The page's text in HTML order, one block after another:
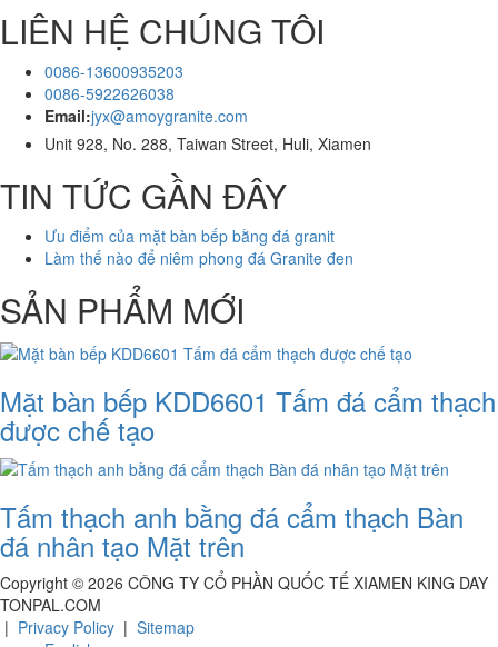
LIÊN HỆ CHÚNG TÔI
0086-13600935203
0086-5922626038
Email:jyx@amoygranite.com
Unit 928, No. 288, Taiwan Street, Huli, Xiamen
TIN TỨC GẦN ĐÂY
Ưu điểm của mặt bàn bếp bằng đá granit
Làm thế nào để niêm phong đá Granite đen
SẢN PHẨM MỚI
Mặt bàn bếp KDD6601 Tấm đá cẩm thạch
được chế tạo
Tấm thạch anh bằng đá cẩm thạch Bàn
đá nhân tạo Mặt trên
Copyright © 2026 CÔNG TY CỔ PHẦN QUỐC TẾ XIAMEN KING DAY
TONPAL.COM
| Privacy Policy | Sitemap